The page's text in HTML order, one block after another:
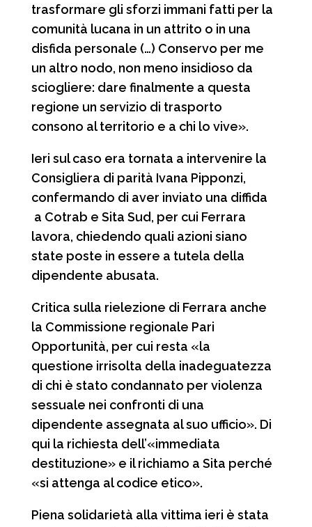
trasformare gli sforzi immani fatti per la
comunità lucana in un attrito o in una
disfida personale (…) Conservo per me
un altro nodo, non meno insidioso da
sciogliere: dare finalmente a questa
regione un servizio di trasporto
consono al territorio e a chi lo vive».
Ieri sul caso era tornata a intervenire la
Consigliera di parità Ivana Pipponzi,
confermando di aver inviato una diffida
a Cotrab e Sita Sud, per cui Ferrara
lavora, chiedendo quali azioni siano
state poste in essere a tutela della
dipendente abusata.
Critica sulla rielezione di Ferrara anche
la Commissione regionale Pari
Opportunità, per cui resta «la
questione irrisolta della inadeguatezza
di chi è stato condannato per violenza
sessuale nei confronti di una
dipendente assegnata al suo ufficio». Di
qui la richiesta dell’«immediata
destituzione» e il richiamo a Sita perché
«si attenga al codice etico».
Piena solidarietà alla vittima ieri è stata